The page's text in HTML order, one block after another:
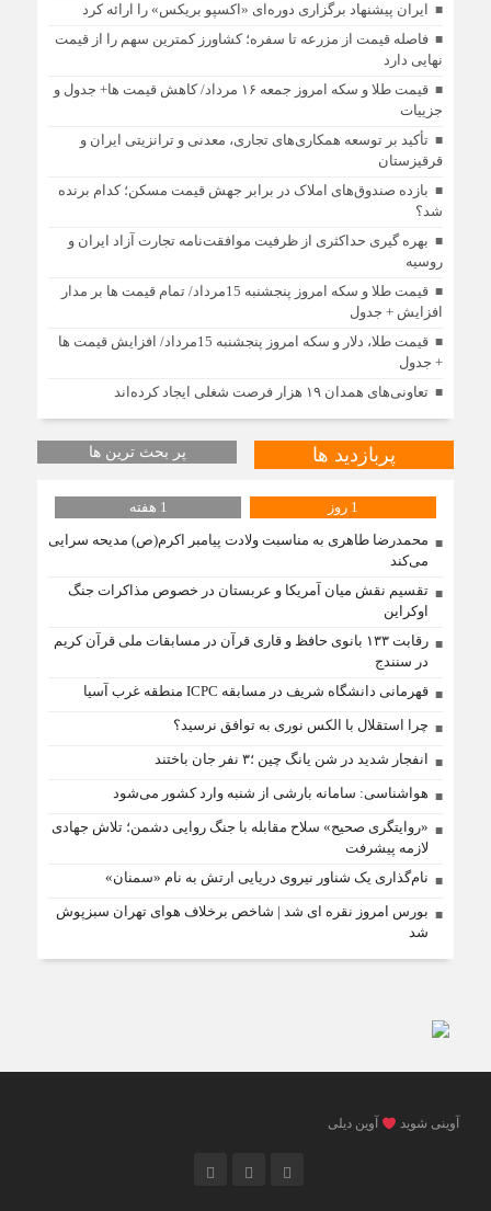
ایران پیشنهاد برگزاری دوره‌ای «اکسپو بریکس» را ارائه کرد
فاصله قیمت از مزرعه تا سفره؛ کشاورز کمترین سهم را از قیمت
نهایی دارد
قیمت طلا و سکه امروز جمعه ۱۶ مرداد/ کاهش قیمت ها+ جدول و
جزییات
تأکید بر توسعه همکاری‌های تجاری، معدنی و ترانزیتی ایران و
قرقیزستان
بازده صندوق‌های املاک در برابر جهش قیمت مسکن؛ کدام برنده
شد؟
بهره گیری حداکثری از ظرفیت موافقت‌نامه تجارت آزاد ایران و
روسیه
قیمت طلا و سکه امروز پنجشنبه 15مرداد/ تمام قیمت ها بر مدار
افزایش + جدول
قیمت طلا، دلار و سکه امروز پنجشنبه 15مرداد/ افزایش قیمت ها
+ جدول
تعاونی‌های همدان ۱۹ هزار فرصت شغلی ایجاد کرده‌اند
پربازدید ها پر بحث ترین ها
1 روز
1 هفته
محمدرضا طاهری به مناسبت ولادت پیامبر اکرم(ص) مدیحه سرایی
می‌کند
تقسیم نقش میان آمریکا و عربستان در خصوص مذاکرات جنگ
اوکراین
رقابت ۱۳۳ بانوی حافظ و قاری قرآن در مسابقات ملی قرآن کریم
در سنندج
قهرمانی دانشگاه شریف در مسابقه ICPC منطقه غرب آسیا
چرا استقلال با الکس نوری به توافق نرسید؟
انفجار شدید در شن یانگ چین ؛۳ نفر جان باختند
هواشناسی: سامانه بارشی از شنبه وارد کشور می‌شود
«روایتگری صحیح» سلاح مقابله با جنگ روایی دشمن؛ تلاش جهادی
لازمه پیشرفت
نام‌گذاری یک شناور نیروی دریایی ارتش به نام «سمنان»
بورس امروز نقره ای شد | شاخص برخلاف هوای تهران سبزپوش
شد
آوینی شوید آوین دیلی